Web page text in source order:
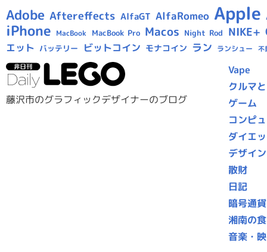
Adobe Aftereffects AlfaGT AlfaRomeo Apple
iPhone MacBook MacBook Pro Macos Night Rod NIKE+
エット バッテリー ビットコイン モナコイン ラン ランシュー 不
藤沢市のグラフィックデザイナーのブログ
Vape
クルマ
ゲーム
コンピ
ダイエ
デザイ
散財
日記
暗号通
湘南の
音楽・